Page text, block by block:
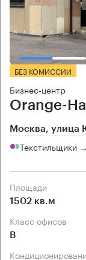
БЕЗ КОМИССИИ
Бизнес-центр
Orange-
Москва, улица
Текстильщики
Площади
1502 кв.м
Класс офисов
B